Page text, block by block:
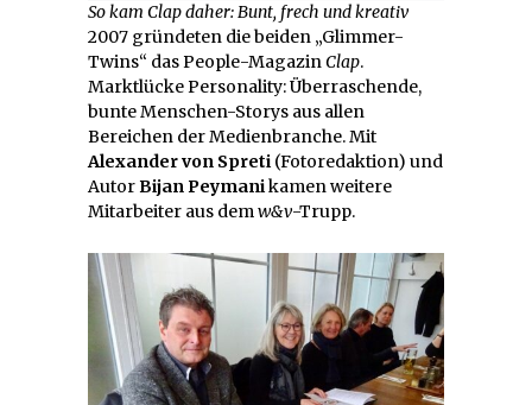
So kam Clap daher: Bunt, frech und kreativ
2007 gründeten die beiden „Glimmer-
Twins“ das People-MagazinClap.
Marktlücke Personality: Überraschende,
bunte Menschen-Storys aus allen
Bereichen der Medienbranche. Mit
Alexander von Spreti (Fotoredaktion) und
AutorBijan Peymanikamen weitere
Mitarbeiter aus demw&v-Trupp.